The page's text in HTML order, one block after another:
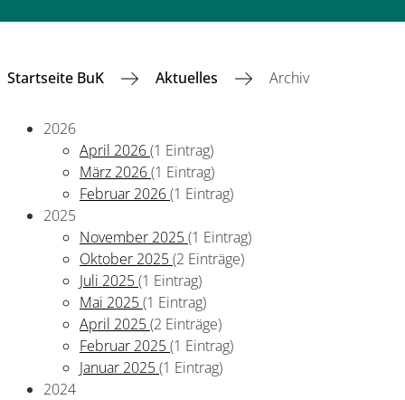
Startseite BuK Aktuelles Archiv
2026
April 2026(1 Eintrag)
März 2026(1 Eintrag)
Februar 2026(1 Eintrag)
2025
November 2025(1 Eintrag)
Oktober 2025(2 Einträge)
Juli 2025(1 Eintrag)
Mai 2025(1 Eintrag)
April 2025(2 Einträge)
Februar 2025(1 Eintrag)
Januar 2025(1 Eintrag)
2024